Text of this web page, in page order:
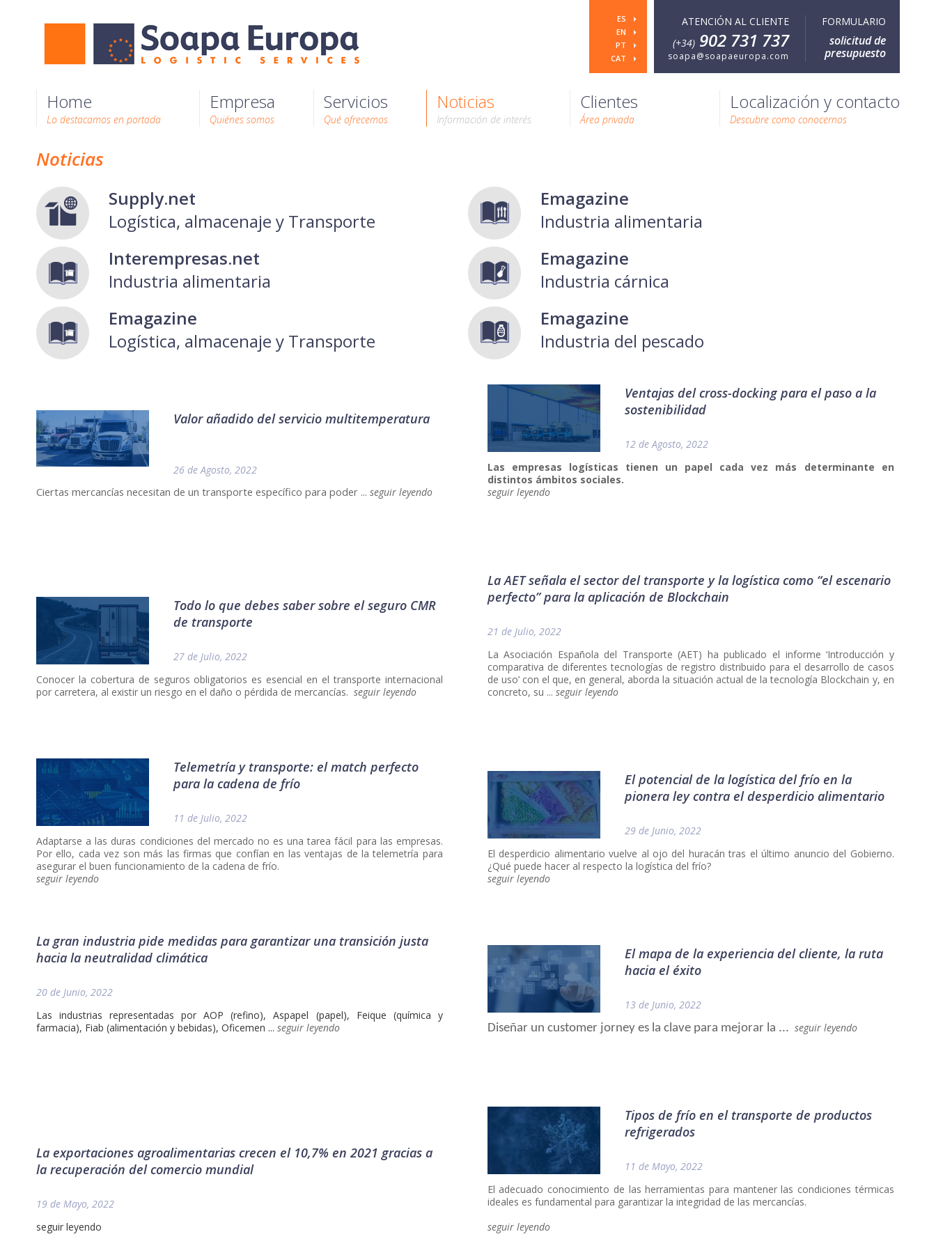
ATENCIÓN AL CLIENTE
(+34) 902 731 737
soapa@soapaeuropa.com
FORMULARIO
solicitud de
presupuesto
ES
EN
PT
CAT
Home
Lo destacamos en portada
Empresa
Quiénes somos
Servicios
Qué ofrecemos
Noticias
Información de interés
Clientes
Área privada
Localización y contacto
Descubre como conocernos
Noticias
Supply.net
Logística, almacenaje y Transporte
Emagazine
Industria alimentaria
Interempresas.net
Industria alimentaria
Emagazine
Industria cárnica
Emagazine
Logística, almacenaje y Transporte
Emagazine
Industria del pescado
Valor añadido del servicio multitemperatura
26 de Agosto, 2022
Ciertas mercancías necesitan de un transporte específico para poder ... seguir leyendo
Ventajas del cross-docking para el paso a la
sostenibilidad
12 de Agosto, 2022
Las empresas logísticas tienen un papel cada vez más determinante en
distintos ámbitos sociales.
seguir leyendo
Todo lo que debes saber sobre el seguro CMR
de transporte
27 de Julio, 2022
Conocer la cobertura de seguros obligatorios es esencial en el transporte internacional
por carretera, al existir un riesgo en el daño o pérdida de mercancías. seguir leyendo
La AET señala el sector del transporte y la logística como “el escenario
perfecto” para la aplicación de Blockchain
21 de Julio, 2022
La Asociación Española del Transporte (AET) ha publicado el informe ‘Introducción y
comparativa de diferentes tecnologías de registro distribuido para el desarrollo de casos
de uso’ con el que, en general, aborda la situación actual de la tecnología Blockchain y, en
concreto, su ... seguir leyendo
Telemetría y transporte: el match perfecto
para la cadena de frío
11 de Julio, 2022
Adaptarse a las duras condiciones del mercado no es una tarea fácil para las empresas.
Por ello, cada vez son más las firmas que confían en las ventajas de la telemetría para
asegurar el buen funcionamiento de la cadena de frío.
seguir leyendo
El potencial de la logística del frío en la
pionera ley contra el desperdicio alimentario
29 de Junio, 2022
El desperdicio alimentario vuelve al ojo del huracán tras el último anuncio del Gobierno.
¿Qué puede hacer al respecto la logística del frío?
seguir leyendo
La gran industria pide medidas para garantizar una transición justa
hacia la neutralidad climática
20 de Junio, 2022
Las industrias representadas por AOP (refino), Aspapel (papel), Feique (química y
farmacia), Fiab (alimentación y bebidas), Oficemen ... seguir leyendo
El mapa de la experiencia del cliente, la ruta
hacia el éxito
13 de Junio, 2022
Diseñar un customer jorney es la clave para mejorar la ... seguir leyendo
La exportaciones agroalimentarias crecen el 10,7% en 2021 gracias a
la recuperación del comercio mundial
19 de Mayo, 2022
seguir leyendo
Tipos de frío en el transporte de productos
refrigerados
11 de Mayo, 2022
El adecuado conocimiento de las herramientas para mantener las condiciones térmicas
ideales es fundamental para garantizar la integridad de las mercancías.
seguir leyendo